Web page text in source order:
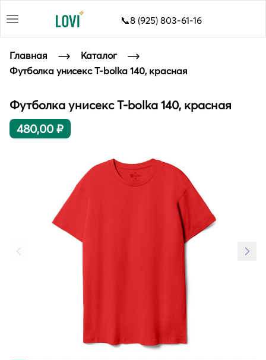
📞8 (925) 803-61-16
Главная
Каталог
Футболка унисекс T-bolka 140, красная
Футболка унисекс T-bolka 140, красная
480,00 ₽